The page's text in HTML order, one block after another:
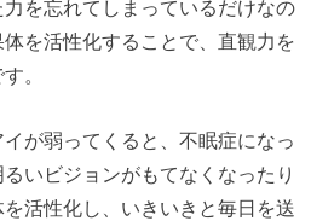
を忘れてしまっているだけなの
を活性化することで、直観力を
。
が弱ってくると、不眠症になっ
いビジョンがもてなくなったり
活性化し、いきいきと毎日を送